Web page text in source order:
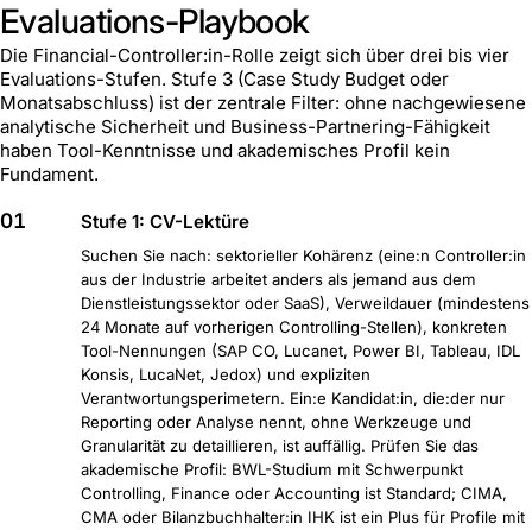
Evaluations-Playbook
Die Financial-Controller:in-Rolle zeigt sich über drei bis vier
Evaluations-Stufen. Stufe 3 (Case Study Budget oder
Monatsabschluss) ist der zentrale Filter: ohne nachgewiesene
analytische Sicherheit und Business-Partnering-Fähigkeit
haben Tool-Kenntnisse und akademisches Profil kein
Fundament.
01 Stufe 1: CV-Lektüre
Suchen Sie nach: sektorieller Kohärenz (eine:n Controller:in
aus der Industrie arbeitet anders als jemand aus dem
Dienstleistungssektor oder SaaS), Verweildauer (mindestens
24 Monate auf vorherigen Controlling-Stellen), konkreten
Tool-Nennungen (SAP CO, Lucanet, Power BI, Tableau, IDL
Konsis, LucaNet, Jedox) und expliziten
Verantwortungsperimetern. Ein:e Kandidat:in, die:der nur
Reporting oder Analyse nennt, ohne Werkzeuge und
Granularität zu detaillieren, ist auffällig. Prüfen Sie das
akademische Profil: BWL-Studium mit Schwerpunkt
Controlling, Finance oder Accounting ist Standard; CIMA,
CMA oder Bilanzbuchhalter:in IHK ist ein Plus für Profile mit